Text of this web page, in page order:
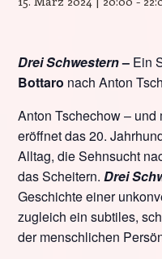
Drei Schwestern– Ein
Bottaro nach Anton
Anton Tschechow – und
eröffnet das 20.
Alltag, die Sehnsucht
das Scheitern. Drei
Geschichte einer
zugleich ein subtiles,
der menschlichen